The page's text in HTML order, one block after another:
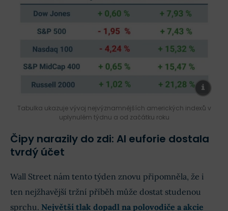
Tabulka ukazuje vývoj nejvýznamnějších amerických indexů v
uplynulém týdnu a od začátku roku
Čipy narazily do zdi: AI euforie dostala
tvrdý účet
Wall Street nám tento týden znovu připomněla, že i
ten nejžhavější tržní příběh může dostat studenou
sprchu. Největší tlak dopadl na polovodiče a akcie